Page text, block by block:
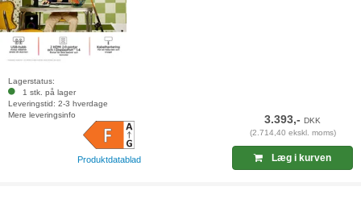
Lagerstatus:
1 stk. på lager
Leveringstid: 2-3 hverdage
Mere leveringsinfo
Produktdatablad
3.393,-DKK
(2.714,40 ekskl. moms)
Læg i kurven